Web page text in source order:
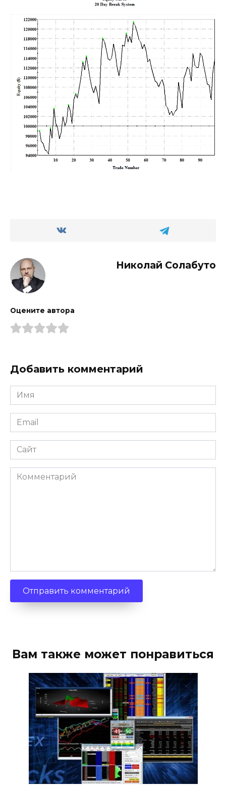
Николай Солабуто
Оцените автора
Добавить комментарий
Имя
Email
Сайт
Комментарий
Вам также может понравиться